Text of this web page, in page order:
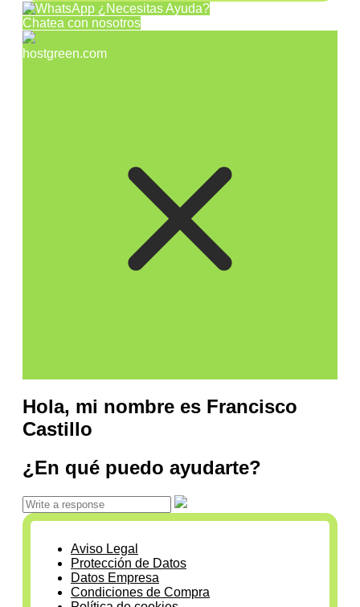
¿Necesitas Ayuda?
Chatea con nosotros
hostgreen.com
Hola, mi nombre es Francisco
Castillo
¿En qué puedo ayudarte?
Aviso Legal
Protección de Datos
Datos Empresa
Condiciones de Compra